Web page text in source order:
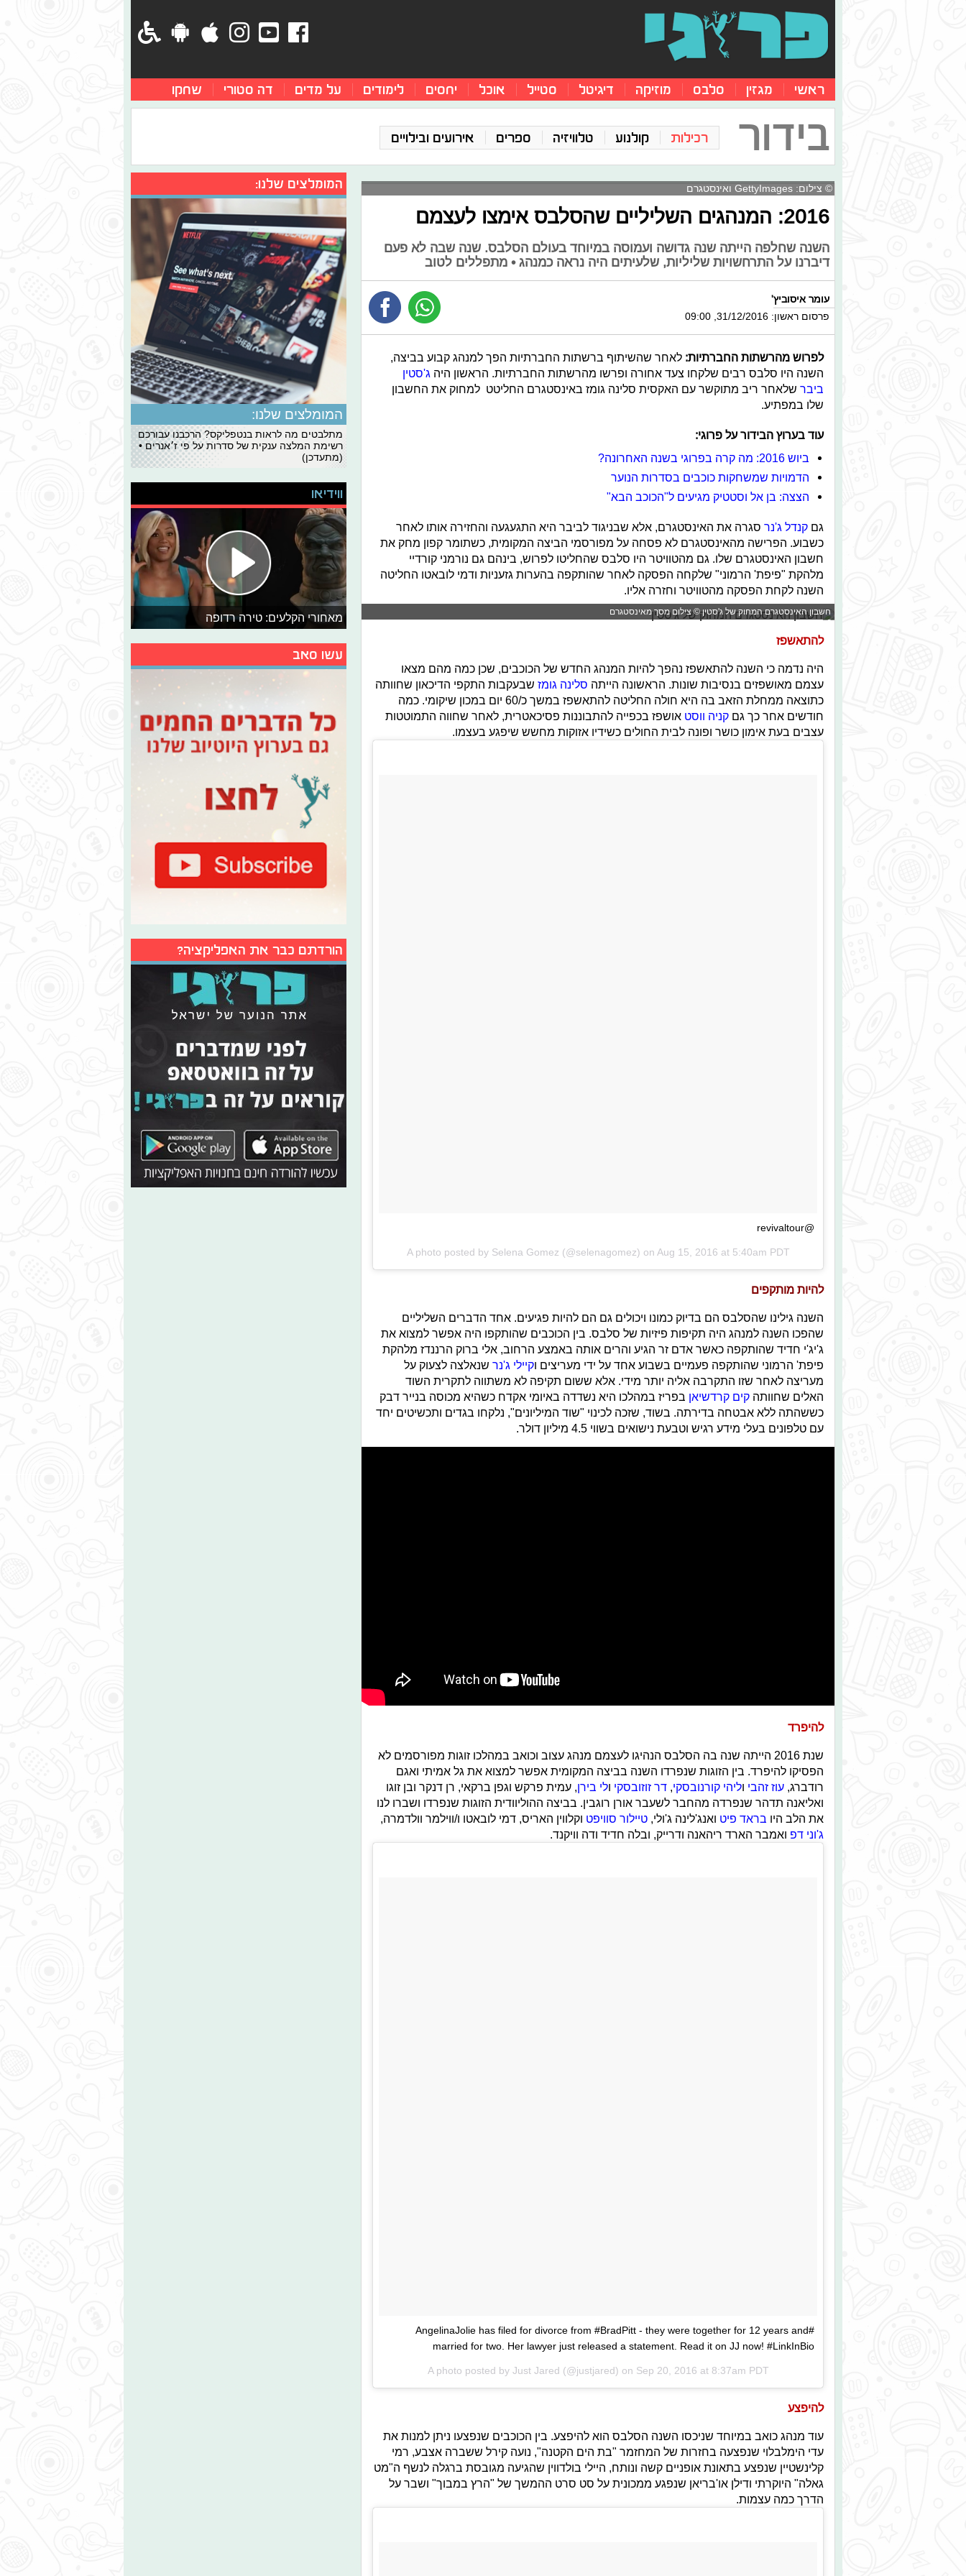
ראשי מגזין סלבס מוזיקה דיגיטל סטייל אוכל יחסים לימודים על מדים דה סטורי שחקו
בידור רכילות קולנוע טלוויזיה ספרים אירועים ובילויים
© צילום: GettyImages ואינסטגרם
2016: המנהגים השליליים שהסלבס אימצו לעצמם
השנה שחלפה הייתה שנה גדושה ועמוסה במיוחד בעולם הסלבס. שנה שבה לא פעם
דיברנו על התרחשויות שליליות, שלעיתים היה נראה כמנהג • מתפללים לטוב
עומר איסוביץ'
פרסום ראשון: 31/12/2016, 09:00
לפרוש מהרשתות החברתיות: לאחר שהשיתוף ברשתות החברתיות הפך למנהג קבוע בביצה,
השנה היו סלבס רבים שלקחו צעד אחורה ופרשו מהרשתות החברתיות. הראשון היה ג'סטין
ביבר שלאחר ריב מתוקשר עם האקסית סלינה גומז באינסטגרם החליטט למחוק את החשבון
שלו במפתיע.
עוד בערוץ הבידור על פרוגי:
ביוש 2016: מה קרה בפרוגי בשנה האחרונה?
הדמויות שמשחקות כוכבים בסדרות הנוער
הצצה: בן אל וסטטיק מגיעים ל"הכוכב הבא"
גם קנדל ג'נר סגרה את האינסטגרם, אלא שבניגוד לביבר היא התגעגעה והחזירה אותו לאחר
כשבוע. הפרישה מהאינסטגרם לא פסחה על מפורסמי הביצה המקומית, כשתומר קפון מחק את
חשבון האינסטגרם שלו. גם מהטוויטר היו סלבס שהחליטו לפרוש, בינהם גם נורמני קורדיי
מלהקת "פיפת' הרמוני" שלקחה הפסקה לאחר שהותקפה בהערות גזעניות ודמי לובאטו החליטה
השנה לקחת הפסקה מהטוויטר וחזרה אליו.
חשבון האינסטגרם המחוק של ג'סטין © צילום מסך מאינסטגרם
להתאשפז
היה נדמה כי השנה להתאשפז נהפך להיות המנהג החדש של הכוכבים, שכן כמה מהם מצאו
עצמם מאושפזים בנסיבות שונות. הראשונה הייתה סלינה גומז שבעקבות התקפי הדיכאון שחוותה
כתוצאה ממחלת הזאב בה היא חולה החליטה להתאשפז במשך כ/60 יום במכון שיקומי. כמה
חודשים אחר כך גם קניה ווסט אושפז בכפייה להתבוננות פסיכאטרית, לאחר שחווה התמוטטות
עצבים בעת אימון כושר ופונה לבית החולים כשידיו אזוקות מחשש שיפגע בעצמו.
@revivaltour
A photo posted by Selena Gomez (@selenagomez) on Aug 15, 2016 at 5:40am PDT
להיות מותקפים
השנה גילינו שהסלבס הם בדיוק כמונו ויכולים גם הם להיות פגיעים. אחד הדברים השליליים
שהפכו השנה למנהג היה תקיפות פיזיות של סלבס. בין הכוכבים שהותקפו היה אפשר למצוא את
ג'יג'י חדיד שהותקפה כאשר אדם זר הגיע והרים אותה באמצע הרחוב, אלי ברוק הרננדז מלהקת
פיפת' הרמוני שהותקפה פעמיים בשבוע אחד על ידי מעריצים וקיילי ג'נר שנאלצה לצעוק על
מעריצה לאחר שזו התקרבה אליה יותר מידי. אלא ששום תקיפה לא משתווה לתקרית השוד
האלים שחוותה קים קרדשיאן בפריז במהלכו היא נשדדה באיומי אקדח כשהיא מכוסה בנייר דבק
כששהתה ללא אבטחה בדירתה. בשוד, שזכה לכינוי "שוד המיליונים", נלקחו בגדים ותכשיטים יחד
עם טלפונים בעלי מידע רגיש וטבעת נישואים בשווי 4.5 מיליון דולר.
להיפרד
שנת 2016 הייתה שנה בה הסלבס הנהיגו לעצמם מנהג עצוב וכואב במהלכו זוגות מפורסמים לא
הפסיקו להיפרד. בין הזוגות שנפרדו השנה בביצה המקומית אפשר למצוא את גל אמיתי ואגם
רודברג, עוז זהבי וליהי קורנובסקי, דר זוזובסקי ולי בירן, עמית פרקש וגפן ברקאי, רן דנקר ובן זוגו
ואליאנה תדהר שנפרדה מהחבר לשעבר אורן רוגבין. בביצה ההוליוודית הזוגות שנפרדו ושברו לנו
את הלב היו בראד פיט ואנג'לינה ג'ולי, טיילור סוויפט וקלווין האריס, דמי לובאטו ו/ווילמר וולדמרה,
ג'וני דפ ואמבר הארד ריהאנה ודרייק, ובלה חדיד ודה וויקנד.
#AngelinaJolie has filed for divorce from #BradPitt - they were together for 12 years and
married for two. Her lawyer just released a statement. Read it on JJ now! #LinkInBio
A photo posted by Just Jared (@justjared) on Sep 20, 2016 at 8:37am PDT
להיפצע
עוד מנהג כואב במיוחד שניכסו השנה הסלבס הוא להיפצע. בין הכוכבים שנפצעו ניתן למנות את
עדי הימלבלוי שנפצעה בחזרות של המחזמר "בת הים הקטנה", נועה קירל ששברה אצבע, רמי
קלינשטיין שנפצע בתאונת אופניים קשה ונותח, היילי בולדווין שהגיעה מגובסת ברגלה לנשף ה"מט
גאלה" היוקרתי ודילן או'בריאן שנפגע ממכונית על סט סרט ההמשך של "הרץ במבוך" ושבר על
הדרך כמה עצמות.
המומלצים שלנו:
המומלצים שלנו:
מתלבטים מה לראות בנטפליקס? הרכבנו עבורכם
רשימת המלצה ענקית של סדרות על פי ז׳אנרים •
(מתעדכן)
ווידיאו
מאחורי הקלעים: טירה רדופה
עשו סאב
הורדתם כבר את האפליקציה?